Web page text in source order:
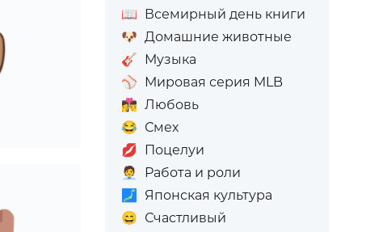
📖 Всемирный день книги
🐶 Домашние животные
🎸 Музыка
⚾ Мировая серия MLB
👩‍❤️‍💋‍👨 Любовь
😂 Смех
💋 Поцелуи
🧑‍💼
Работа и роли
🗾
Японская культура
😄 Счастливый